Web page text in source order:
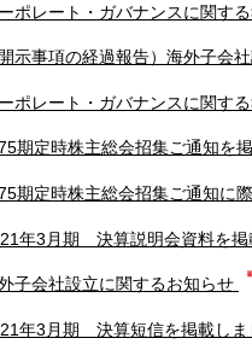
ポレート・ガバナンスに関す
開示事項の経過報告）海外子会
ポレート・ガバナンスに関す
期定時株主総会招集ご通知を
期定時株主総会招集ご通知に
年3月期 決算説明会資料を掲
子会社設立に関するお知らせ
年3月期 決算短信を掲載しま